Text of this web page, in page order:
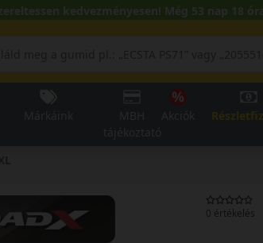
kedvezményesen! Még 53 nap 18
0 értékelés